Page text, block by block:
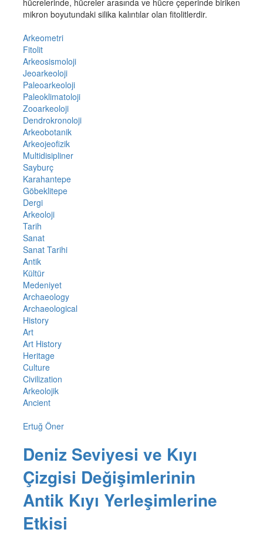
mikron boyutundaki silika kalıntılar olan fitolitlerdir.
Arkeometri
Fitolit
Arkeosismoloji
Jeoarkeoloji
Paleoarkeoloji
Paleoklimatoloji
Zooarkeoloji
Dendrokronoloji
Arkeobotanik
Arkeojeofizik
Multidisipliner
Sayburç
Karahantepe
Göbeklitepe
Dergi
Arkeoloji
Tarih
Sanat
Sanat Tarihi
Antik
Kültür
Medeniyet
Archaeology
Archaeological
History
Art
Art History
Heritage
Culture
Civilization
Arkeolojik
Ancient
Ertuğ Öner
Deniz Seviyesi ve Kıyı
Çizgisi Değişimlerinin
Antik Kıyı Yerleşimlerine
Etkisi